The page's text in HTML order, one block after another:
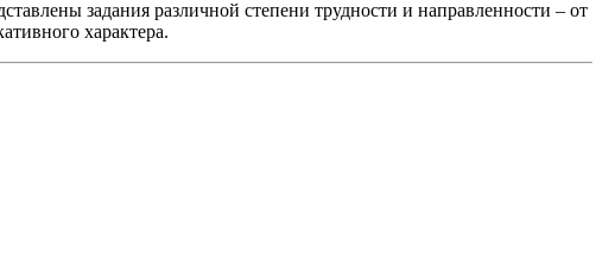
задания различной степени трудности и направленности – от
характера.